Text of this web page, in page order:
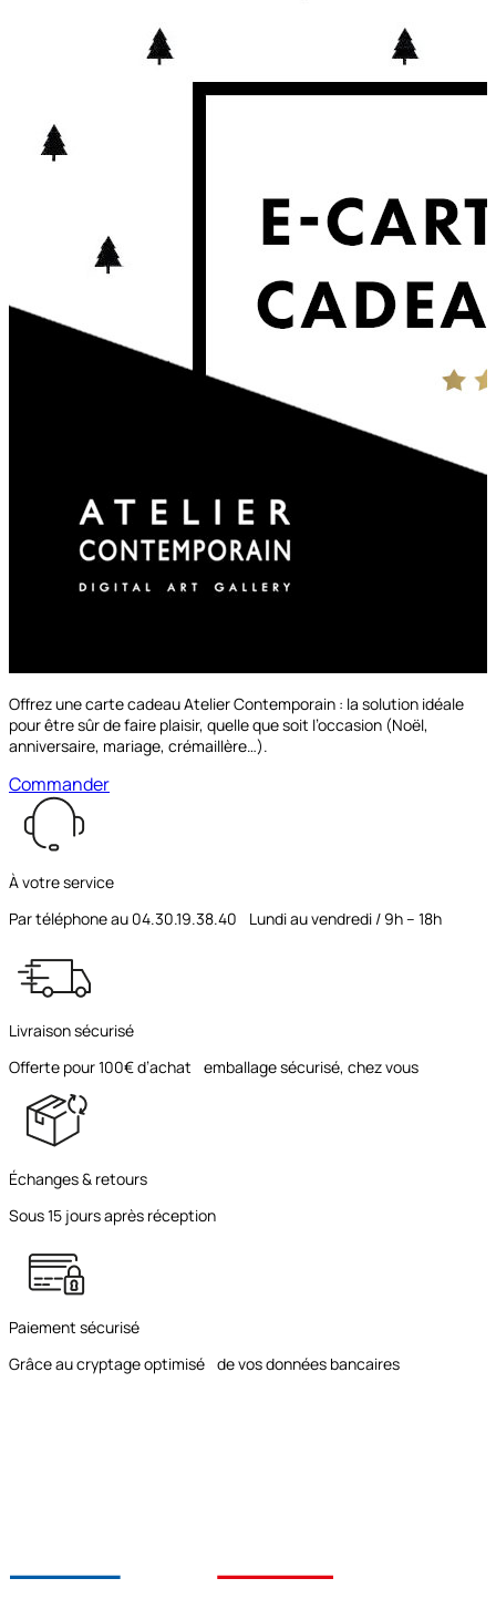
Offrez une carte cadeau Atelier Contemporain : la solution idéale
pour être sûr de faire plaisir, quelle que soit l’occasion (Noël,
anniversaire, mariage, crémaillère…).
Commander
À votre service
Par téléphone au 04.30.19.38.40 Lundi au vendredi / 9h – 18h
Livraison sécurisé
Offerte pour 100€ d’achat emballage sécurisé, chez vous
Échanges & retours
Sous 15 jours après réception
Paiement sécurisé
Grâce au cryptage optimisé de vos données bancaires